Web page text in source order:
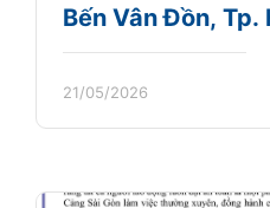
Bến Vân Đồn, Tp.
21/05/2026